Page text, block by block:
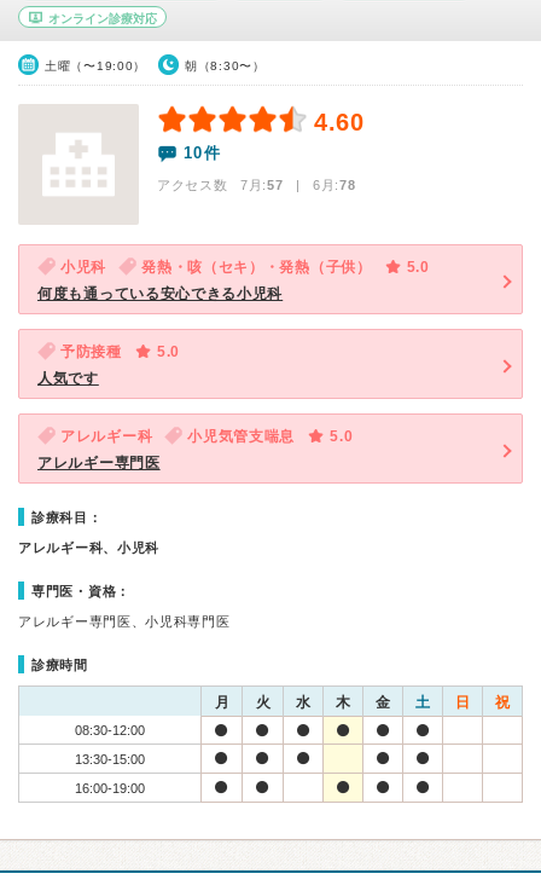
オンライン診療対応
土曜（〜19:00） 朝（8:30〜）
4.60
10件
アクセス数 7月:57 | 6月:78
小児科 発熱・咳（セキ）・発熱（子供）
5.0
何度も通っている安心できる小児科
予防接種
5.0
人気です
アレルギー科 小児気管支喘息
5.0
アレルギー専門医
診療科目：
アレルギー科、小児科
専門医・資格：
アレルギー専門医、小児科専門医
診療時間
月 火 水 木 金 土 日 祝
08:30-12:00
13:30-15:00
16:00-19:00